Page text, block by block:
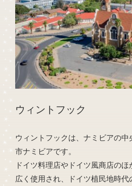
ウィントフック
ウィントフックは、ナミビアの
市ナミビアです。
ドイツ料理店やドイツ風商店の
広く使用され、ドイツ植民地時代